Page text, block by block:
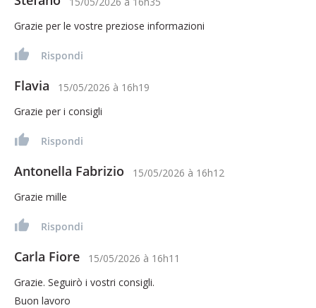
Grazie per le vostre preziose informazioni
Rispondi
Flavia 15/05/2026 à 16h19
Grazie per i consigli
Rispondi
Antonella Fabrizio 15/05/2026 à 16h12
Grazie mille
Rispondi
Carla Fiore 15/05/2026 à 16h11
Grazie. Seguirò i vostri consigli.
Buon lavoro